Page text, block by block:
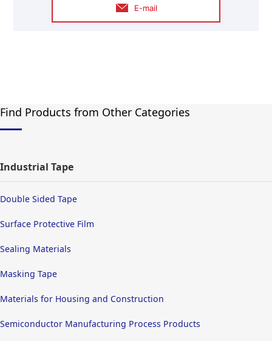
E-mail
Find Products from Other Categories
Industrial Tape
Double Sided Tape
Surface Protective Film
Sealing Materials
Masking Tape
Materials for Housing and Construction
Semiconductor Manufacturing Process Products